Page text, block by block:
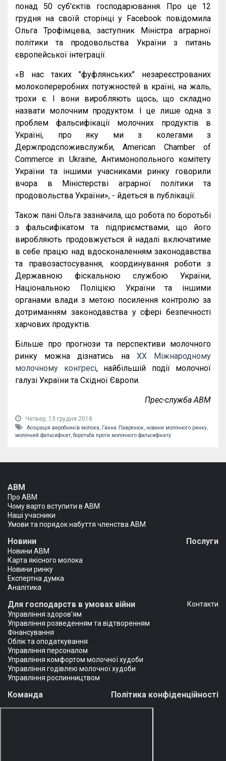
понад 50 суб'єктів господарювання. Про це12
грудня на своїй сторінці у Facebook повідомила
Ольга
Трофімцева, заступник Міністра
аграрної
політики
та продовольства України з
питань
європейської інтеграції.
« В нас таких "фуфлянських" незареєстрованих
молокопереробних потужностей в країні, на жаль,
трохи є. вони виробляють щось,що складно
назвати молочним продуктом. це лише одна з
проблем
фальсифікації молочних продуктів
в
Україні, про яку ми з колегами
з
Держпродспоживслужби, American Chamber of
Commerce in Ukraine, Антимонопольного комітету
України та іншими учасниками ринку
говорили
вчора
в Міністерстві аграрної політики
та
продовольства України», - йдеться в публікації.
Також паніОльга зазначила, що робота по боротьбі
з
фальсифікатом та підприємствами, що
його
виробляють продовжується й надалі включатиме
в себе працю над вдосконаленням законодавства
та
правозастосування, координування роботи
з
Державною
фіскальною службою України,
Національною
Поліцією України та
іншими
органами влади з метою посилення контролю за
дотриманням законодавства у сфері безпечності
харчових продуктів.
Більше про прогнози та перспективи молочного
ринку можна дізнатись на ХХ Міжнародному
молочному конгресі, найбільшій події молочної
галузі України та Східної Європи.
Прес-служба АВМ
Четвер, 13 грудня 2018
Асоціація виробників молока, Ганна Лавренюк, новини молочного ринку,
молочний фальсифікат, боротьба проти молочного фальсифікату
АВМ
Про АВМ
Чому варто вступити в АВМ
Наші учасники
Умови та порядок набуття членства АВМ
Новини
Новини АВМ
Карта якісного молока
Новини ринку
Експертна думка
Аналітика
Послуги
Для господарств в умовах війни
Управління здоров'ям
Управління розведенням та відтворенням
Фінансування
Облік та оподаткування
Управління персоналом
Управління комфортом молочної худоби
Управління годівлею молочної худоби
Управління рослинництвом
Контакти
Команда Політика конфіденційності